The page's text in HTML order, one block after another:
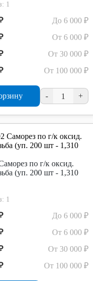
1
До 6 000 ₽
От 6 000 ₽
От 30 000 ₽
От 100 000 ₽
- +
по г/к оксид.
(уп. 200 шт - 1,310
1
До 6 000 ₽
От 6 000 ₽
От 30 000 ₽
От 100 000 ₽